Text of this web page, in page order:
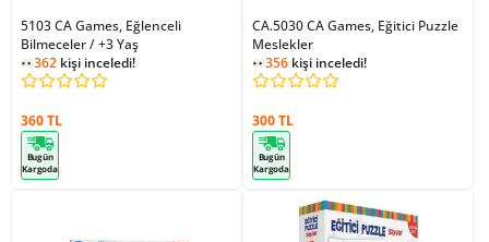
5103 CA Games, Eğlenceli
Bilmeceler / +3 Yaş
362 kişi inceledi!
360 TL
Bugün
Kargoda
CA.5030 CA Games, Eğitici Puzzle
Meslekler
356 kişi inceledi!
300 TL
Bugün
Kargoda